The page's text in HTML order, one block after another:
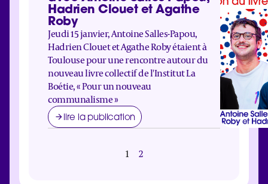
Hadrien Clouet et Agathe
Roby
Jeudi 15 janvier, Antoine Salles-Papou,
Hadrien Clouet et Agathe Roby étaient à
Toulouse pour une rencontre autour du
nouveau livre collectif de l'Institut La
Boétie, « Pour un nouveau
communalisme »
lire la publication
1 2